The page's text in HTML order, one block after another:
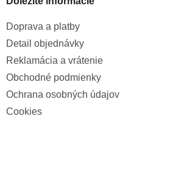
Doprava a platby
Detail objednávky
Reklamácia a vrátenie
Obchodné podmienky
Ochrana osobných údajov
Cookies